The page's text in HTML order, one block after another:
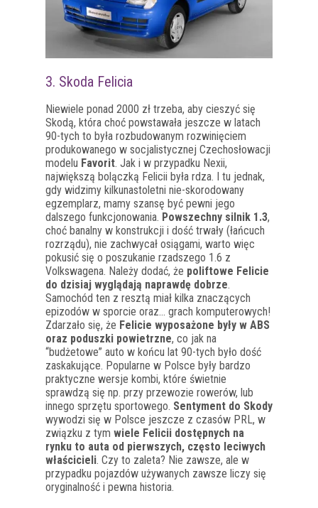
3. Skoda Felicia
Niewiele ponad 2000 zł trzeba, aby cieszyć się
Skodą, która choć powstawała jeszcze w latach
90-tych to była rozbudowanym rozwinięciem
produkowanego w socjalistycznej Czechosłowacji
modelu Favorit. Jak i w przypadku Nexii,
największą bolączką Felicii była rdza. I tu jednak,
gdy widzimy kilkunastoletni nie-skorodowany
egzemplarz, mamy szansę być pewni jego
dalszego funkcjonowania. Powszechny silnik 1.3,
choć banalny w konstrukcji i dość trwały (łańcuch
rozrządu), nie zachwycał osiągami, warto więc
pokusić się o poszukanie rzadszego 1.6 z
Volkswagena. Należy dodać, że poliftowe Felicie
do dzisiaj wyglądają naprawdę dobrze.
Samochód ten z resztą miał kilka znaczących
epizodów w sporcie oraz… grach komputerowych!
Zdarzało się, że Felicie wyposażone były w ABS
oraz poduszki powietrzne, co jak na
“budżetowe” auto w końcu lat 90-tych było dość
zaskakujące. Popularne w Polsce były bardzo
praktyczne wersje kombi, które świetnie
sprawdzą się np. przy przewozie rowerów, lub
innego sprzętu sportowego. Sentyment do Skody
wywodzi się w Polsce jeszcze z czasów PRL, w
związku z tym wiele Felicii dostępnych na
rynku to auta od pierwszych, często leciwych
właścicieli. Czy to zaleta? Nie zawsze, ale w
przypadku pojazdów używanych zawsze liczy się
oryginalność i pewna historia.